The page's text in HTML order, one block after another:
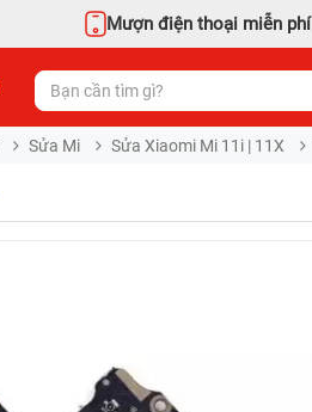
Mượn điện thoại miễn phí
Sửa Mi Sửa Xiaomi Mi 11i | 11X